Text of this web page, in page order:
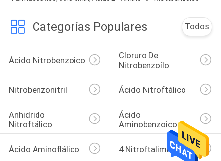
Categorías Populares Todos
Ácido Nitrobenzoico
Cloruro De
Nitrobenzoílo
Nitrobenzonitril Ácido Nitroftálico
Anhidrido
Nitroftálico
Ácido
Aminobenzoico
Ácido Aminoflálico 4 Nitroftalimida